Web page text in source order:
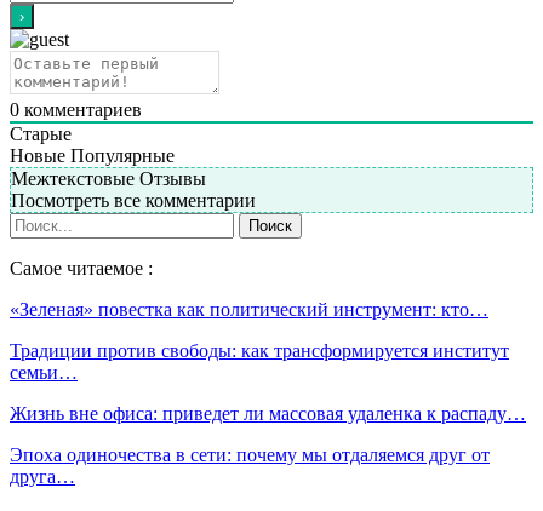
0 комментариев
Старые
Новые Популярные
Межтекстовые Отзывы
Посмотреть все комментарии
Самое читаемое :
«Зеленая» повестка как политический инструмент: кто…
Традиции против свободы: как трансформируется институт
семьи…
Жизнь вне офиса: приведет ли массовая удаленка к распаду…
Эпоха одиночества в сети: почему мы отдаляемся друг от
друга…